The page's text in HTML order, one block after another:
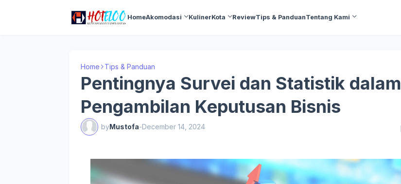
HomeAkomodasi KulinerKota ReviewTips & PanduanTentang Kami
Home Tips & Panduan
Pentingnya Survei dan Statistik dalam
Pengambilan Keputusan Bisnis
byMustofa-December 14, 2024